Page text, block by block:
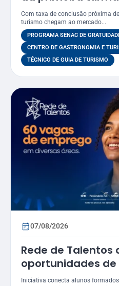
Técnico em Guia
PSG
Com taxa de conclusão próxima
turismo chegam ao mercado...
PROGRAMA SENAC DE
CENTRO DE GASTRONOMIA E
TÉCNICO DE GUIA DE TURISMO
07/08/2026
Rede de Talentos
oportunidades
egressos do Senac
Iniciativa conecta alunos